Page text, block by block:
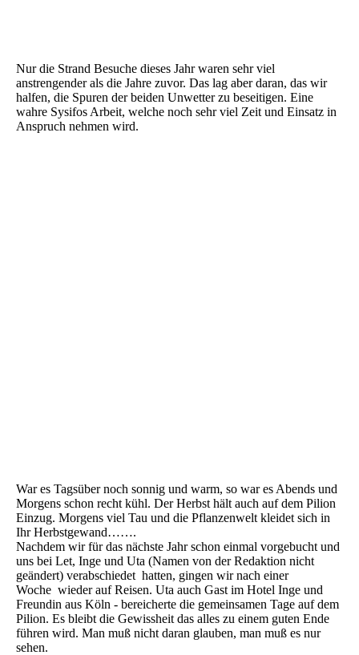
Nur die Strand Besuche dieses Jahr waren sehr viel
anstrengender als die Jahre zuvor. Das lag aber daran, das wir
halfen, die Spuren der beiden Unwetter zu beseitigen. Eine
wahre Sysifos Arbeit, welche noch sehr viel Zeit und Einsatz in
Anspruch nehmen wird.
War es Tagsüber noch sonnig und warm, so war es Abends und
Morgens schon recht kühl. Der Herbst hält auch auf dem Pilion
Einzug. Morgens viel Tau und die Pflanzenwelt kleidet sich in
Ihr Herbstgewand…….
Nachdem wir für das nächste Jahr schon einmal vorgebucht und
uns bei Let, Inge und Uta (Namen von der Redaktion nicht
geändert) verabschiedet hatten, gingen wir nach einer
Woche wieder auf Reisen. Uta auch Gast im Hotel Inge und
Freundin aus Köln - bereicherte die gemeinsamen Tage auf dem
Pilion. Es bleibt die Gewissheit das alles zu einem guten Ende
führen wird. Man muß nicht daran glauben, man muß es nur
sehen.